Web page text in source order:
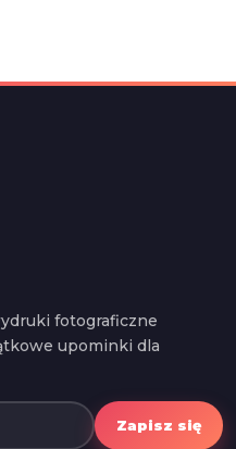
fotograficzne
upominki dla
Zapisz się